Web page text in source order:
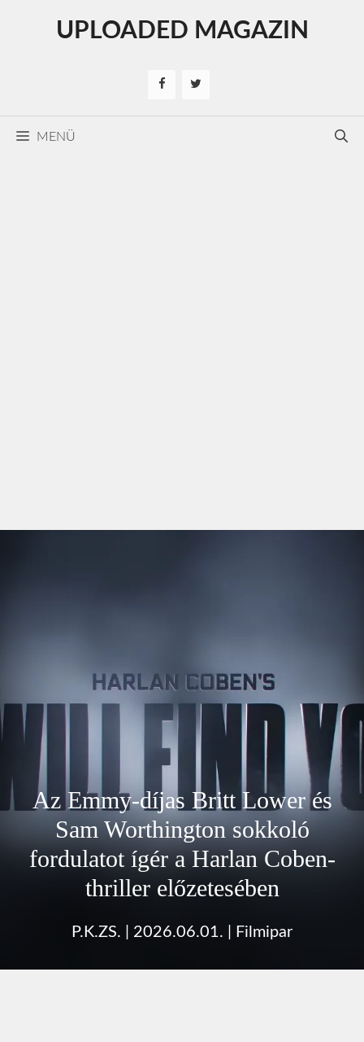
UPLOADED MAGAZIN
MENÜ
Az Emmy-díjas Britt Lower és
Sam Worthington sokkoló
fordulatot ígér a Harlan Coben-
thriller előzetesében
P.K.ZS. 2026.06.01. Filmipar